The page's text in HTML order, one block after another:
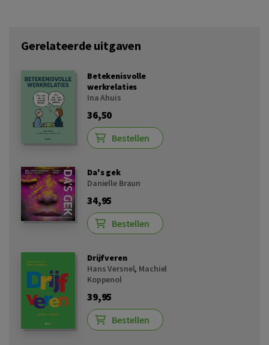
Gerelateerde uitgaven
Betekenisvolle
werkrelaties
Ina Ahuis
36,50
Bestellen
Da's gek
Danielle Braun
34,95
Bestellen
Drijfveren
Hans Versnel, Machiel
Koppenol
39,95
Bestellen